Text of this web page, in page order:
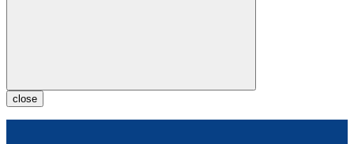
close